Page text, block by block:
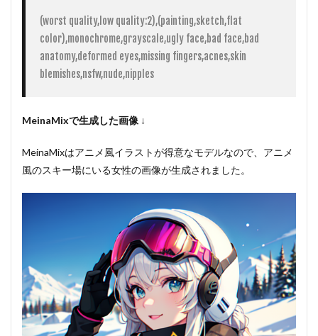
(worst quality,low quality:2),(painting,sketch,flat
color),monochrome,grayscale,ugly face,bad face,bad
anatomy,deformed eyes,missing fingers,acnes,skin
blemishes,nsfw,nude,nipples
MeinaMixで生成した画像 ↓
MeinaMixはアニメ風イラストが得意なモデルなので、アニメ
風のスキー場にいる女性の画像が生成されました。